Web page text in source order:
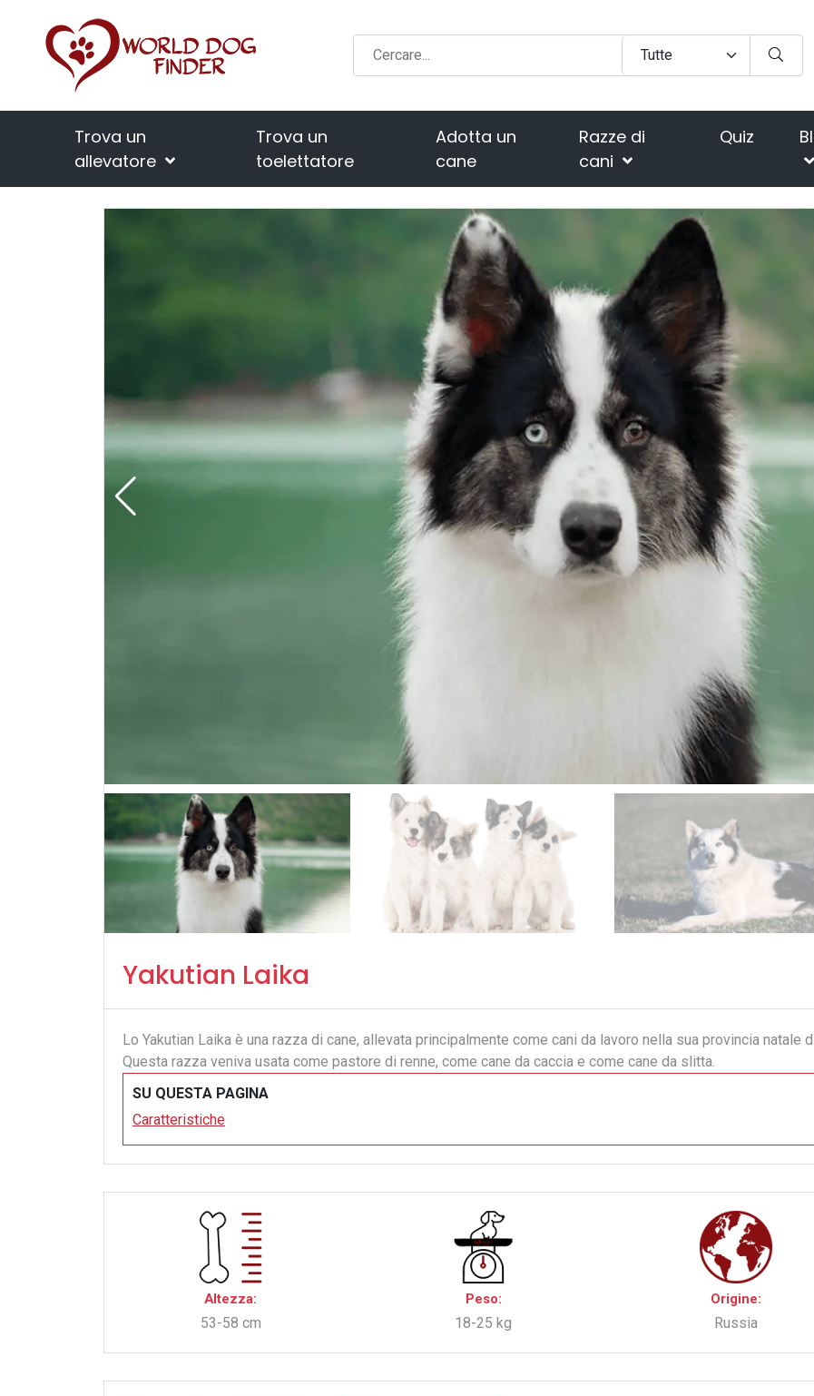
Trova un
allevatore
Trova un
toelettatore
Adotta un
cane
Razze di
cani
Quiz
Yakutian Laika
Lo Yakutian Laika è una razza di cane, allevata principalmente come cani da lavoro nella sua provincia natale
Questa razza veniva usata come pastore di renne, come cane da caccia e come cane da slitta.
SU QUESTA PAGINA
Caratteristiche
Altezza:
53-58 cm
Peso:
18-25 kg
Origine:
Russia